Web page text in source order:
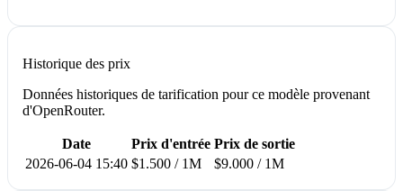
Historique des prix
Données historiques de tarification pour ce modèle provenant
d'OpenRouter.
Date Prix d'entrée Prix de sortie
2026-06-04 15:40 $1.500 / 1M $9.000 / 1M